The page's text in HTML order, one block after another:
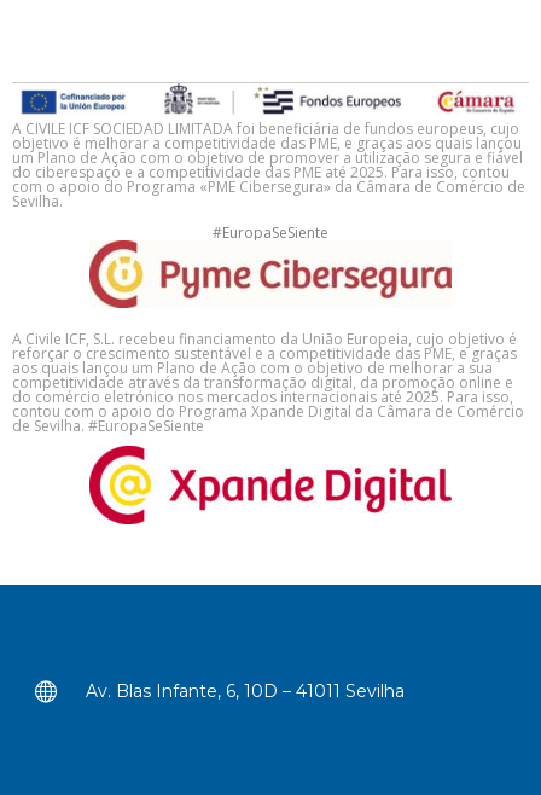
A CIVILE ICF SOCIEDAD LIMITADA foi beneficiária de fundos europeus, cujo
objetivo é melhorar a competitividade das PME, e graças aos quais lançou
um Plano de Ação com o objetivo de promover a utilização segura e fiável
do ciberespaço e a competitividade das PME até 2025. Para isso, contou
com o apoio do Programa «PME Cibersegura» da Câmara de Comércio de
Sevilha.
#EuropaSeSiente
A Civile ICF, S.L. recebeu financiamento da União Europeia, cujo objetivo é
reforçar o crescimento sustentável e a competitividade das PME, e graças
aos quais lançou um Plano de Ação com o objetivo de melhorar a sua
competitividade através da transformação digital, da promoção online e
do comércio eletrónico nos mercados internacionais até 2025. Para isso,
contou com o apoio do Programa Xpande Digital da Câmara de Comércio
de Sevilha. #EuropaSeSiente
Av. Blas Infante, 6, 10D – 41011 Sevilha